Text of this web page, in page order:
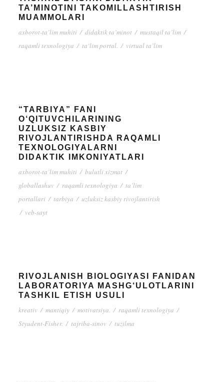
TA’MINOTINI TAKOMILLASHTIRISH
MUAMMOLARI
axborot-ta’lim muhiti / didaktik ta’minot / mustaqil ta’lim /
raqamli texnologiya / ta‘lim portal. / virtual ta’lim
“TARBIYA” FANI
O‘QITUVCHILARINING
UZLUKSIZ KASBIY
RIVOJLANTIRISHDA RAQAMLI
TEXNOLOGIYALARNI
DIDAKTIK IMKONIYATLARI
axborot-ta’lim muhiti / bulutli xizmat /
globallashuv / raqamli texnologiya / ta’lim
portallari / tarbiya / uzluksiz kasbiy rivojlantirish
/ veb-sayt
RIVOJLANISH BIOLOGIYASI FANIDAN
LABORATORIYA MASHG‘ULOTLARINI
TASHKIL ETISH USULI
kreativ / mantiqiy / motivatsiya. / raqamli texnologiya /
Styudent-Fisher. / tajriba-sinov / tuzilma